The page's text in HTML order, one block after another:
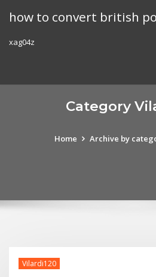
how to convert british
xag04z
Category
Home Archive by
Vilardi120